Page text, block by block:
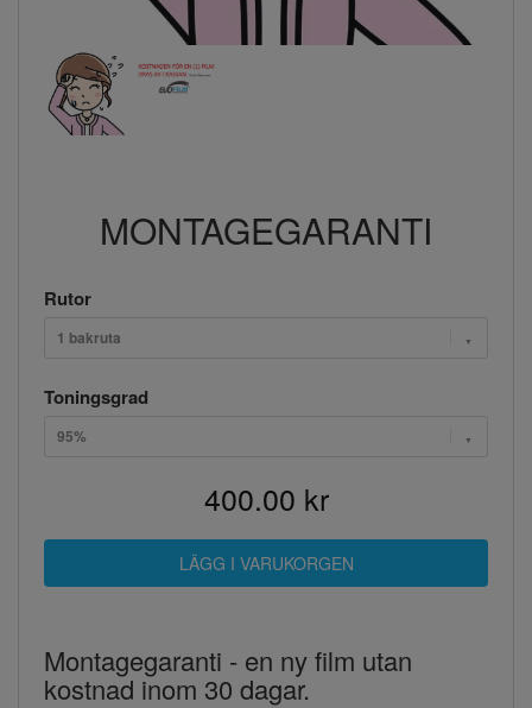
MONTAGEGARANTI
Rutor
1 bakruta
Toningsgrad
95%
400.00 kr
Montagegaranti - en ny film utan
kostnad inom 30 dagar.